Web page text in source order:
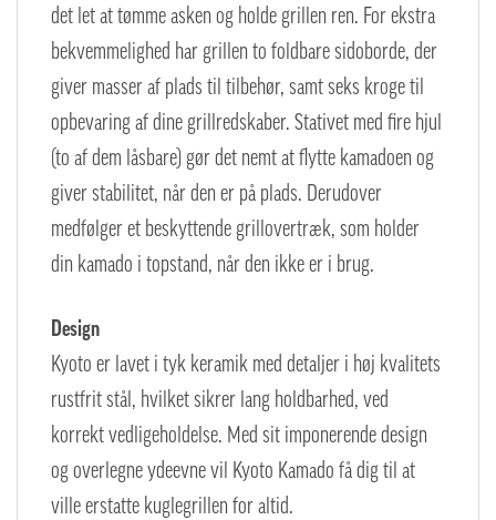
det let at tømme asken og holde grillen ren. For ekstra
bekvemmelighed har grillen to foldbare sidoborde, der
giver masser af plads til tilbehør, samt seks kroge til
opbevaring af dine grillredskaber. Stativet med fire hjul
(to af dem låsbare) gør det nemt at flytte kamadoen og
giver stabilitet, når den er på plads. Derudover
medfølger et beskyttende grillovertræk, som holder
din kamado i topstand, når den ikke er i brug.
Design
Kyoto er lavet i tyk keramik med detaljer i høj kvalitets
rustfrit stål, hvilket sikrer lang holdbarhed, ved
korrekt vedligeholdelse. Med sit imponerende design
og overlegne ydeevne vil Kyoto Kamado få dig til at
ville erstatte kuglegrillen for altid.